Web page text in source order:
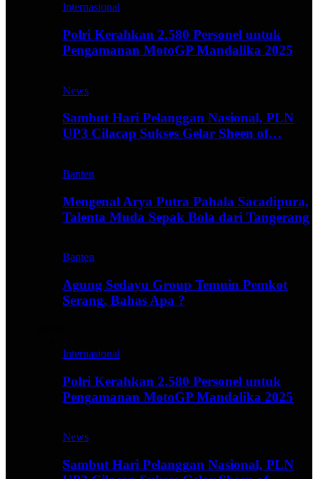
Internasional
Polri Kerahkan 2.580 Personel untuk
Pengamanan MotoGP Mandalika 2025
News
Sambut Hari Pelanggan Nasional, PLN
UP3 Cilacap Sukses Gelar Sheen of…
Banten
Mengenal Arya Putra Pahala Sacadipura,
Talenta Muda Sepak Bola dari Tangerang
Banten
Agung Sedayu Group Temuin Pemkot
Serang, Bahas Apa ?
Internasional
Polri Kerahkan 2.580 Personel untuk
Pengamanan MotoGP Mandalika 2025
News
Sambut Hari Pelanggan Nasional, PLN